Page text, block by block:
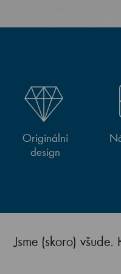
Originální
design
Jsme (skoro)